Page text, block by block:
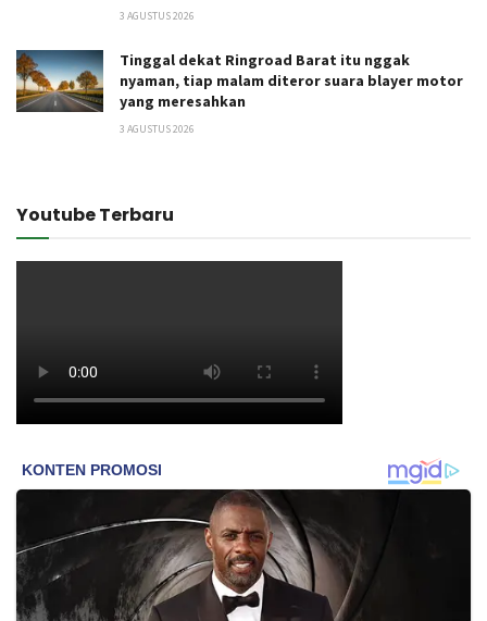
3 AGUSTUS 2026
Tinggal dekat Ringroad Barat itu nggak
nyaman, tiap malam diteror suara blayer motor
yang meresahkan
3 AGUSTUS 2026
Youtube Terbaru